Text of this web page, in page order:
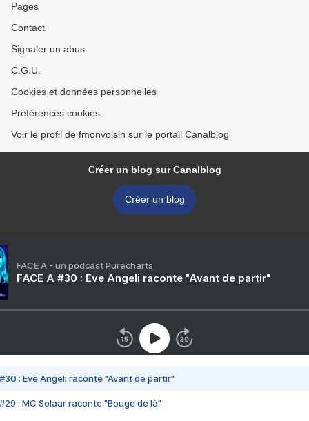
Pages
Contact
Signaler un abus
C.G.U.
Cookies et données personnelles
Préférences cookies
Voir le profil de fmonvoisin sur le portail Canalblog
Créer un blog sur Canalblog
Créer un blog
FACE A - un podcast Purecharts
FACE A #30 : Eve Angeli raconte "Avant de partir"
#30 : Eve Angeli raconte "Avant de partir"
#29 : MC Solaar raconte "Bouge de là"